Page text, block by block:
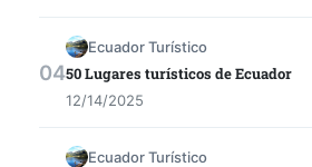
Ecuador Turístico
50 Lugares turísticos de Ecuador
12/14/2025
Ecuador Turístico